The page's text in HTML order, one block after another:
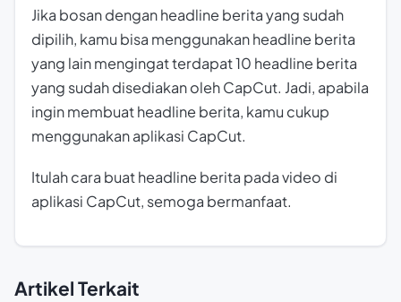
Jika bosan dengan headline berita yang sudah
dipilih, kamu bisa menggunakan headline berita
yang lain mengingat terdapat 10 headline berita
yang sudah disediakan oleh CapCut. Jadi, apabila
ingin membuat headline berita, kamu cukup
menggunakan aplikasi CapCut.
Itulah cara buat headline berita pada video di
aplikasi CapCut, semoga bermanfaat.
Artikel Terkait